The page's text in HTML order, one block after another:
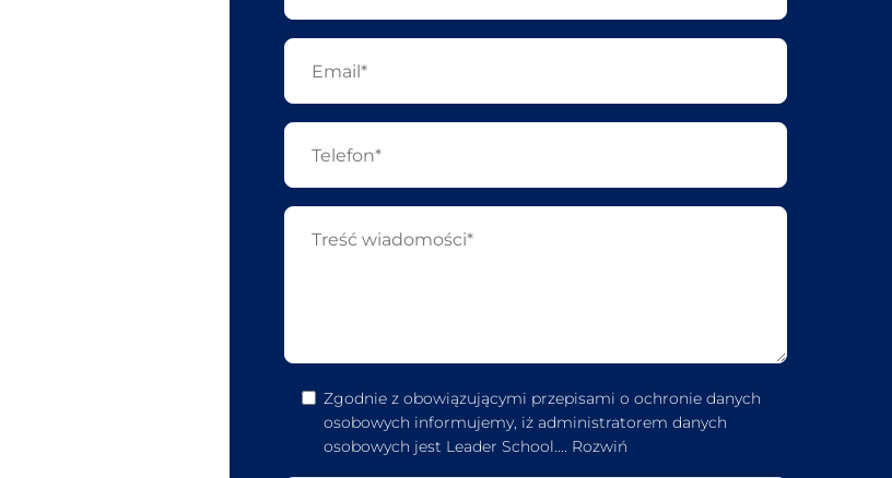
Zgodnie z obowiązującymi przepisami o ochronie danych
osobowych informujemy, iż administratorem danych
osobowych jest Leader School.... Rozwiń